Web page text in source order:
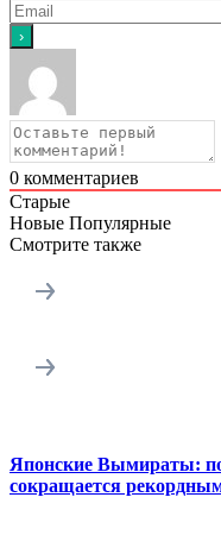
0 комментариев
Старые
Новые Популярные
Смотрите также
Японские Вымираты:
сокращается